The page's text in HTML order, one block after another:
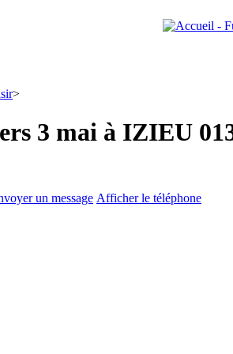
>
3 mai à IZIEU
un message Afficher le téléphone